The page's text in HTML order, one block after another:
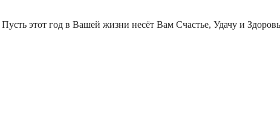
этот год в Вашей жизни несёт Вам Счастье, Удачу и